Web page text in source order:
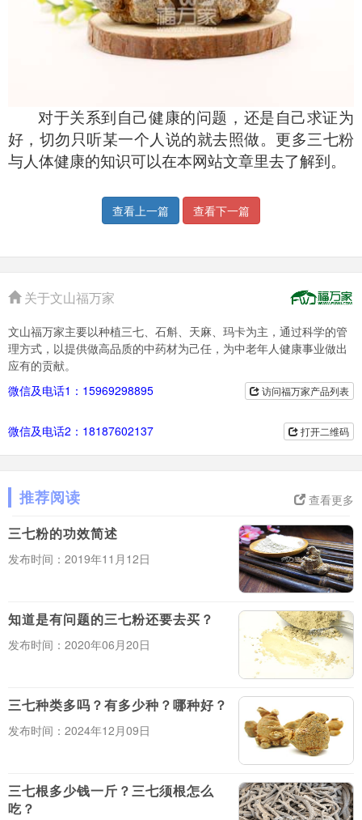
对于关系到自己健康的问题，还是自己求证为
好，切勿只听某一个人说的就去照做。更多三七粉
与人体健康的知识可以在本网站文章里去了解到。
查看上一篇 查看下一篇
关于文山福万家
文山福万家主要以种植三七、石斛、天麻、玛卡为主，通过科学的管
理方式，以提供做高品质的中药材为己任，为中老年人健康事业做出
应有的贡献。
访问福万家产品列表
微信及电话1：15969298895
打开二维码
微信及电话2：18187602137
查看更多
推荐阅读
三七粉的功效简述
发布时间：2019年11月12日
知道是有问题的三七粉还要去买？
发布时间：2020年06月20日
三七种类多吗？有多少种？哪种好？
发布时间：2024年12月09日
三七根多少钱一斤？三七须根怎么
吃？